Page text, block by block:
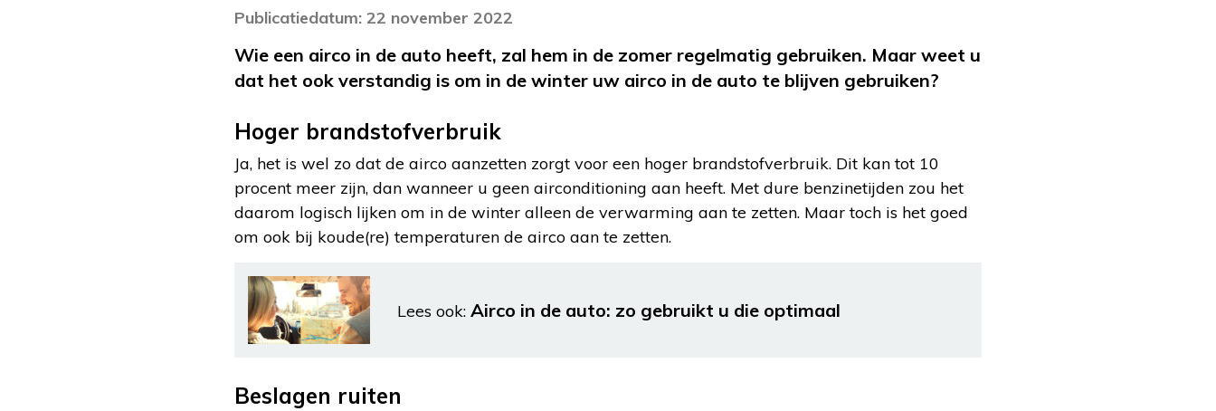
Publicatiedatum: 22 november 2022
Wie een airco in de auto heeft, zal hem in de zomer regelmatig gebruiken. Maar weet u
dat het ook verstandig is om in de winter uw airco in de auto te blijven gebruiken?
Hoger brandstofverbruik
Ja, het is wel zo dat de airco aanzetten zorgt voor een hoger brandstofverbruik. Dit kan tot 10
procent meer zijn, dan wanneer u geen airconditioning aan heeft. Met dure benzinetijden zou het
daarom logisch lijken om in de winter alleen de verwarming aan te zetten. Maar toch is het goed
om ook bij koude(re) temperaturen de airco aan te zetten.
Lees ook: Airco in de auto: zo gebruikt u die optimaal
Beslagen ruiten